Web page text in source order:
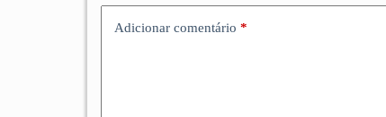
Adicionar comentário *